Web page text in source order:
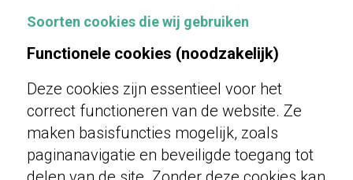
Soorten cookies die wij gebruiken
Functionele cookies (noodzakelijk)
Deze cookies zijn essentieel voor het
correct functioneren van de website. Ze
maken basisfuncties mogelijk, zoals
paginanavigatie en beveiligde toegang tot